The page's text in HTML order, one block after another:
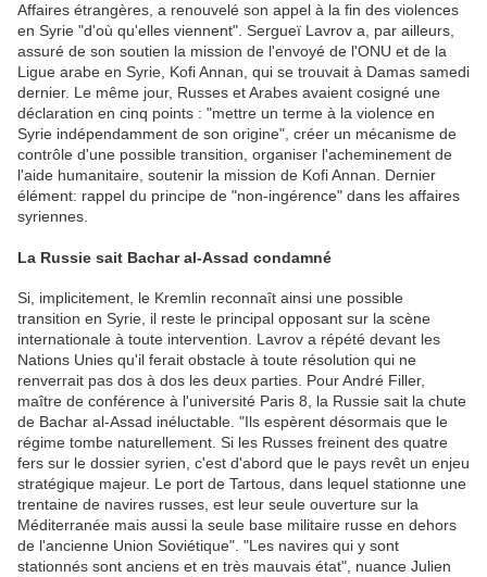
Affaires étrangères, a renouvelé son appel à la fin des violences
en Syrie "d'où qu'elles viennent". Sergueï Lavrov a, par ailleurs,
assuré de son soutien la mission de l'envoyé de l'ONU et de la
Ligue arabe en Syrie, Kofi Annan, qui se trouvait à Damas samedi
dernier. Le même jour, Russes et Arabes avaient cosigné une
déclaration en cinq points : "mettre un terme à la violence en
Syrie indépendamment de son origine", créer un mécanisme de
contrôle d'une possible transition, organiser l'acheminement de
l'aide humanitaire, soutenir la mission de Kofi Annan. Dernier
élément: rappel du principe de "non-ingérence" dans les affaires
syriennes.
La Russie sait Bachar al-Assad condamné
Si, implicitement, le Kremlin reconnaît ainsi une possible
transition en Syrie, il reste le principal opposant sur la scène
internationale à toute intervention. Lavrov a répété devant les
Nations Unies qu'il ferait obstacle à toute résolution qui ne
renverrait pas dos à dos les deux parties. Pour André Filler,
maître de conférence à l'université Paris 8, la Russie sait la chute
de Bachar al-Assad inéluctable. "Ils espèrent désormais que le
régime tombe naturellement. Si les Russes freinent des quatre
fers sur le dossier syrien, c'est d'abord que le pays revêt un enjeu
stratégique majeur. Le port de Tartous, dans lequel stationne une
trentaine de navires russes, est leur seule ouverture sur la
Méditerranée mais aussi la seule base militaire russe en dehors
de l'ancienne Union Soviétique". "Les navires qui y sont
stationnés sont anciens et en très mauvais état", nuance Julien